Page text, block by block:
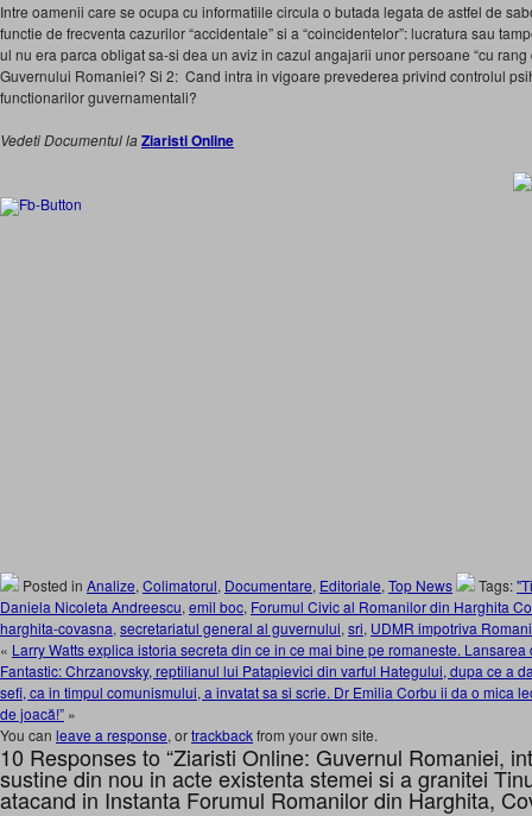
Intre oamenii care se ocupa cu informatiile circula o butada legata de astfel de
functie de frecventa cazurilor “accidentale” si a “coincidentelor”: lucratura sau
ul nu era parca obligat sa-si dea un aviz in cazul angajarii unor persoane “cu
Guvernului Romaniei? Si 2: Cand intra in vigoare prevederea privind controlul
functionarilor guvernamentali?
Vedeti Documentul laZiaristi Online
Posted in Analize, Colimatorul, Documentare, Editoriale, Top News Tags:
Daniela Nicoleta Andreescu, emil boc, Forumul Civic al Romanilor din Harghita
harghita-covasna, secretariatul general al guvernului, sri, UDMR impotriva
« Larry Watts explica istoria secreta din ce in ce mai bine pe romaneste. Lansarea
Fantastic: Chrzanovsky, reptilianul lui Patapievici din varful Hategului, dupa ce a
sefi, ca in timpul comunismului, a invatat sa si scrie. Dr Emilia Corbu ii da o mica
de joacă!” »
You can leave a response, ortrackbackfrom your own site.
10 Responses to “Ziaristi Online: Guvernul Romaniei,
sustine din nou in acte existenta stemei si a granitei
atacand in Instanta Forumul Romanilor din Harghita,